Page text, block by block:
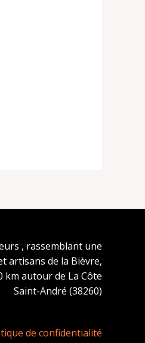
, rassemblant une
artisans de la Bièvre,
km autour de La Côte
Saint-André (38260)
de confidentialité